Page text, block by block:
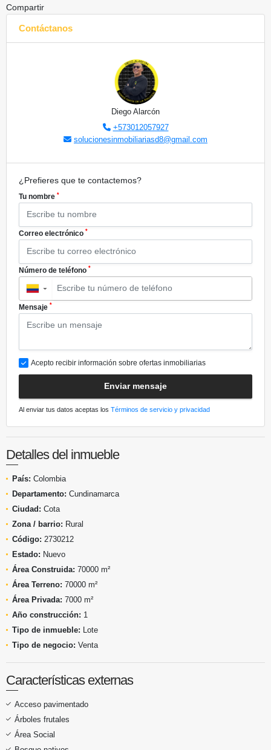
Compartir
Contáctanos
Diego Alarcón
+573012057927
solucionesinmobiliariasd8@gmail.com
¿Prefieres que te contactemos?
Tu nombre *
Correo electrónico *
Número de teléfono *
▼
Mensaje *
Acepto recibir información sobre ofertas inmobiliarias
Enviar mensaje
Al enviar tus datos aceptas los Términos de servicio y privacidad
Detalles del inmueble
País: Colombia
Departamento: Cundinamarca
Ciudad: Cota
Zona / barrio: Rural
Código: 2730212
Estado: Nuevo
Área Construida: 70000 m²
Área Terreno: 70000 m²
Área Privada: 7000 m²
Año construcción: 1
Tipo de inmueble: Lote
Tipo de negocio: Venta
Características externas
Acceso pavimentado
Árboles frutales
Área Social